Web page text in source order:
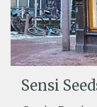
Sensi